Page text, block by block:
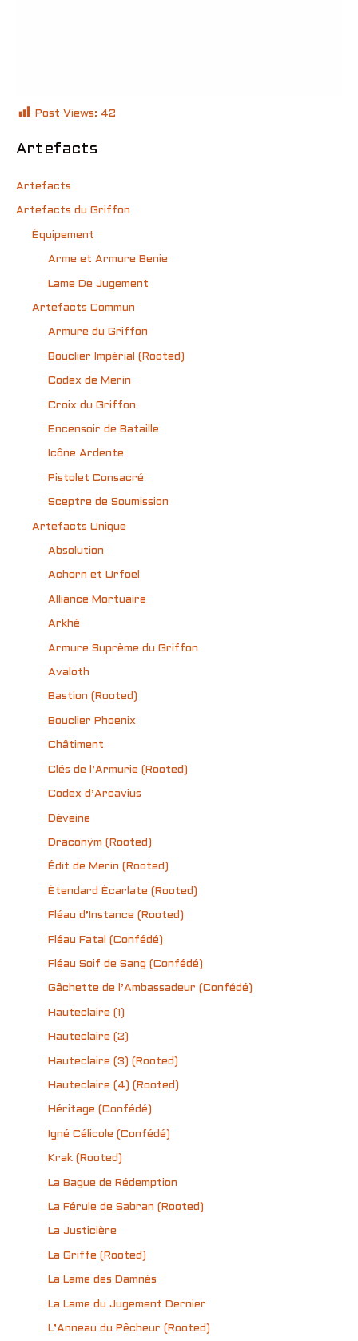
Post Views: 42
Artefacts
Artefacts
Artefacts du Griffon
Équipement
Arme et Armure Benie
Lame De Jugement
Artefacts Commun
Armure du Griffon
Bouclier Impérial (Rooted)
Codex de Merin
Croix du Griffon
Encensoir de Bataille
Icône Ardente
Pistolet Consacré
Sceptre de Soumission
Artefacts Unique
Absolution
Achorn et Urfoel
Alliance Mortuaire
Arkhé
Armure Suprème du Griffon
Avaloth
Bastion (Rooted)
Bouclier Phoenix
Châtiment
Clés de l’Armurie (Rooted)
Codex d’Arcavius
Déveine
Draconÿm (Rooted)
Édit de Merin (Rooted)
Étendard Écarlate (Rooted)
Fléau d’Instance (Rooted)
Fléau Fatal (Confédé)
Fléau Soif de Sang (Confédé)
Gâchette de l’Ambassadeur (Confédé)
Hauteclaire (1)
Hauteclaire (2)
Hauteclaire (3) (Rooted)
Hauteclaire (4) (Rooted)
Héritage (Confédé)
Igné Célicole (Confédé)
Krak (Rooted)
La Bague de Rédemption
La Férule de Sabran (Rooted)
La Justicière
La Griffe (Rooted)
La Lame des Damnés
La Lame du Jugement Dernier
L’Anneau du Pêcheur (Rooted)